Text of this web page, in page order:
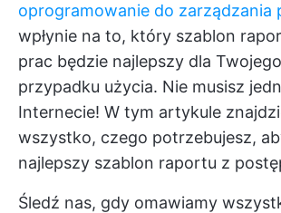
oprogramowanie do zarządzania
wpłynie na to, który szablon
prac będzie najlepszy dla Twojego
przypadku użycia. Nie musisz
Internecie! W tym artykule
wszystko, czego potrzebujesz,
najlepszy szablon raportu z
Śledź nas, gdy omawiamy